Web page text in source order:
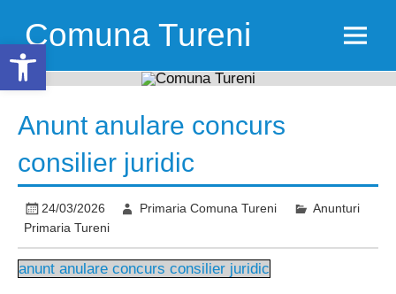
Open toolbar
contentComuna Tureni
Anunt anulare concurs
consilier juridic
24/03/2026 Primaria Comuna Tureni
Anunturi
Primaria Tureni
anunt anulare concurs consilier juridic